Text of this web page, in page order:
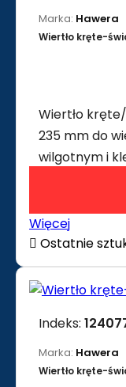
Marka: Hawera
Wiertło kręte-
Wiertło
235 mm do
wilgotnym i
Więcej
 Ostatnie
Indeks:
Marka: Hawera
Wiertło kręte-